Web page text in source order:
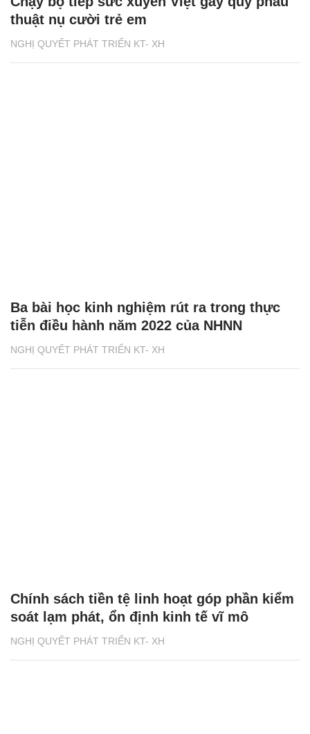
NGHỊ QUYẾT PHÁT TRIỂN KT- XH
thuật nụ cười trẻ em
NGHỊ QUYẾT PHÁT TRIỂN KT- XH
Ba bài học kinh nghiệm rút ra trong thực
tiễn điều hành năm 2022 của NHNN
NGHỊ QUYẾT PHÁT TRIỂN KT- XH
Chính sách tiền tệ linh hoạt góp phần kiểm
soát lạm phát, ổn định kinh tế vĩ mô